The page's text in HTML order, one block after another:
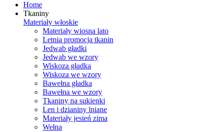
Home
Tkaniny
Materiały włoskie
Materiały wiosna lato
Letnia promocja tkanin
Jedwab gładki
Jedwab we wzory
Wiskoza gładka
Wiskoza we wzory
Bawełna gładka
Bawełna we wzory
Tkaniny na sukienki
Len i dzianiny lniane
Materiały jesień zima
Wełna